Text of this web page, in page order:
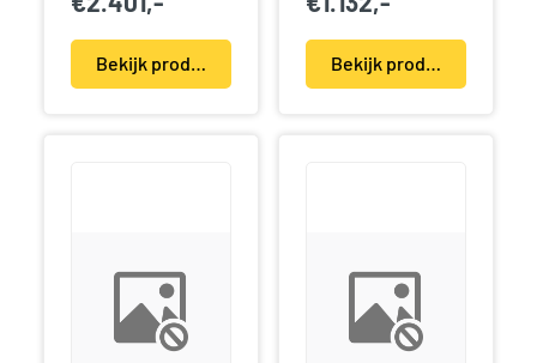
Bekijk product(en) Bekijk product(en)